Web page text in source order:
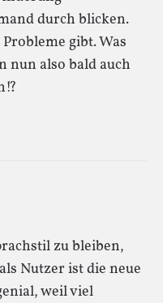
durch blicken.
gibt. Was
nun also bald auch
zu bleiben,
Nutzer ist die neue
weil viel